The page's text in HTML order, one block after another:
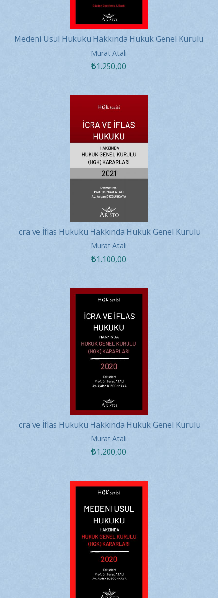
Medeni Usul Hukuku Hakkında Hukuk Genel Kurulu
Kararları 2020
Murat Atalı
1.250,00
İcra ve İflas Hukuku Hakkında Hukuk Genel Kurulu
Kararları 2021
Murat Atalı
1.100,00
İcra ve İflas Hukuku Hakkında Hukuk Genel Kurulu
Kararları 2020
Murat Atalı
1.200,00